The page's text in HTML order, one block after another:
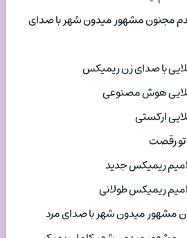
مجنون مشهور میدون شهر با صدای
با صدای زن ریمیکس
طلایی هوش مصنوعی
ارکستی
تو رقصت
ریمیکس جدید
ریمیکس طولانی
مشهور میدون شهر با صدای مرد